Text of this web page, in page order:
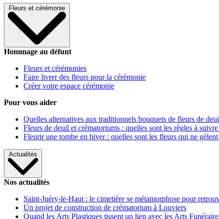
Fleurs et cérémonie
Hommage au défunt
Fleurs et cérémonies
Faire livrer des fleurs pour la cérémonie
Créer votre espace cérémonie
Pour vous aider
Quelles alternatives aux traditionnels bouquets de fleurs de
Fleurs de deuil et crématoriums : quelles sont les règles à
Fleurir une tombe en hiver : quelles sont les fleurs qui ne gèlent
Actualités
Nos actualités
Saint-Juéry-le-Haut : le cimetière se métamorphose pour
Un projet de construction de crématorium à Louviers
Quand les Arts Plastiques tissent un lien avec les Arts